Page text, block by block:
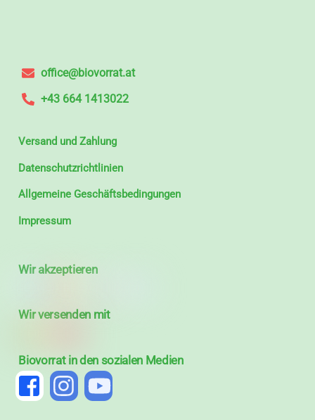
office@biovorrat.at
+43 664 1413022
Versand und Zahlung
Datenschutzrichtlinien
Allgemeine Geschäftsbedingungen
Impressum
Wir akzeptieren
Wir versenden mit
Biovorrat in den sozialen Medien